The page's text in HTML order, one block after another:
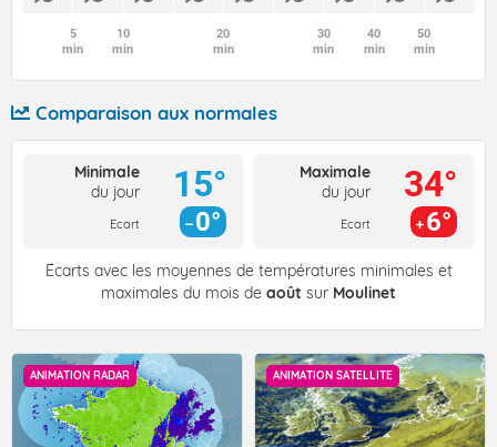
5
min
10
min
20
min
30
min
40
min
50
min
Comparaison aux normales
Minimale
du jour
Ecart
15°
0°
Maximale
du jour
Ecart
34°
6°
Écarts avec les moyennes de températures minimales et
maximales du mois de août sur Moulinet
ANIMATION RADAR ANIMATION SATELLITE